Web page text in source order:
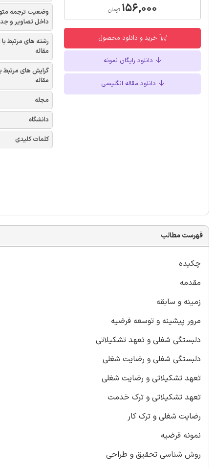
۱۵۶,۰۰۰ تومان
خرید و دانلود محصول
دانلود رایگان نمونه
دانلود مقاله انگلیسی
وضعیت ترجمه
داخل تصاویر و
رشته های مرتبط با
مقاله
گرایش های مرتبط
مقاله
مجله
دانشگاه
کلمات کلیدی
فهرست مطالب
چکیده
مقدمه
زمینه و سابقه
مرور پیشینه و توسعه فرضیه
دلبستگی شغلی و تعهد تشکیلاتی
دلبستگی شغلی و رضایت شغلی
تعهد تشکیلاتی و رضایت شغلی
تعهد تشکیلاتی و ترک خدمت
رضایت شغلی و ترک کار
نمونه فرضیه
روش شناسی تحقیق و طراحی